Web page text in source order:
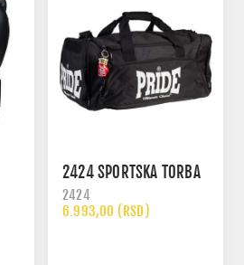
2424 SPORTSKA TORBA
2424
6.993,00 (RSD)